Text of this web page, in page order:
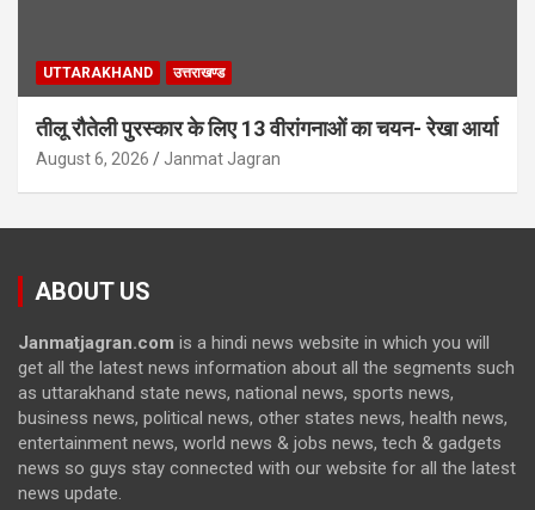
UTTARAKHAND उत्तराखण्ड
तीलू रौतेली पुरस्कार के लिए 13 वीरांगनाओं का चयन- रेखा आर्या
August 6, 2026 Janmat Jagran
ABOUT US
Janmatjagran.com is a hindi news website in which you will
get all the latest news information about all the segments such
as uttarakhand state news, national news, sports news,
business news, political news, other states news, health news,
entertainment news, world news & jobs news, tech & gadgets
news so guys stay connected with our website for all the latest
news update.